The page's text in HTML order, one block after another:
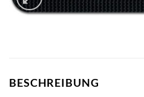
BESCHREIBUNG